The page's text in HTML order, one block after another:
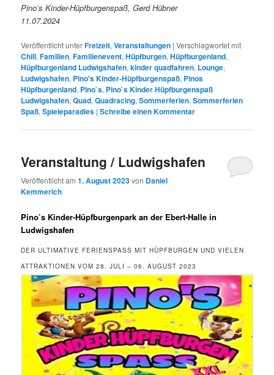
Pino’s Kinder-Hüpfburgenspaß, Gerd Hübner
11.07.2024
Veröffentlicht unterFreizeit,Veranstaltungen |Verschlagwortet mit
Chill,Familien,Familienevent,Hüpfburgen,Hüpfburgenland,
Hüpfburgenland Ludwigshafen,kinder quadfahren, Lounge,
Ludwigshafen, Pino's Kinder-Hüpfburgenspaß, Pinos
Hüpfburgenland, Pino`s, Pino`s Kinder Hüpfburgenspaß
Ludwigshafen,Quad,Quadracing,Sommerferien,Sommerferien
Spaß,Spieleparadies |Schreibe einen Kommentar
Veranstaltung / Ludwigshafen
Veröffentlicht am1. August 2023von Daniel
Kemmerich
Pino’s Kinder-Hüpfburgenpark an der Ebert-Halle in
Ludwigshafen
DER ULTIMATIVE FERIENSPASS MIT HÜPFBURGEN UND VIELEN A
TTRAKTIONEN VOM 28. JULI – 06. AUGUST 2023